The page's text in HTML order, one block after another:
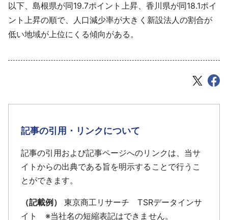
以下、島根県が同19.7ポイント上昇、香川県が同18.1ポイ
ント上昇の順で、人口減少率が大きく新設法人の割合が
低い地域が上位にくる傾向がある。
記事の引用・リンクについて
記事の引用および記事ページへのリンクは、当サ
イトからの出典である旨を明示することで行うこ
とができます。
（記載例）
東京商工リサーチ TSRデータインサ
イト ※当社名の短縮表記はできません。